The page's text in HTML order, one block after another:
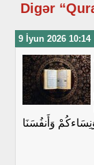
Digər
9 İyun 2026 10:14